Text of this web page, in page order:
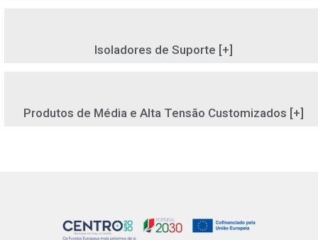
Isoladores de Suporte [+]
Produtos de Média e Alta Tensão Customizados [+]